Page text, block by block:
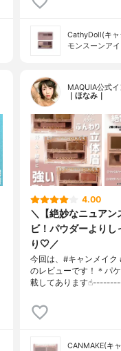
CathyDoll(キャ
モンスーンア
MAQUIA公式
｜ほなみ｜
4.00
＼【絶妙なニュア
ビ！パウダーより
り🤍／
今回は、#キャンメイク
のレビューです！＊パ
載してあります
CANMAKE(キ